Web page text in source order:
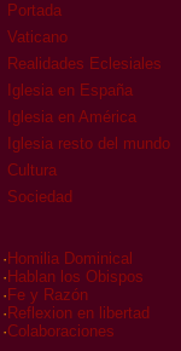
Portada
Vaticano
Realidades Eclesiales
Iglesia en España
Iglesia en América
Iglesia resto del mundo
Cultura
Sociedad
· Homilia Dominical
· Hablan los Obispos
· Fe y Razón
· Reflexion en libertad
·Colaboraciones